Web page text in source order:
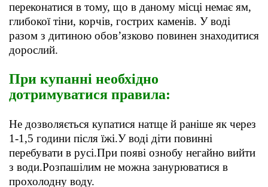
переконатися в тому, що в даному місці немає ям,
глибокої тіни, корчів, гострих каменів. У воді
разом з дитиною обов’язково повинен знаходитися
дорослий.
При купанні необхідно
дотримуватися правила:
Не дозволяється купатися натще й раніше як через
1-1,5 години після їжі.У воді діти повинні
перебувати в русі.При появі ознобу негайно вийти
з води.Розпашілим не можна занурюватися в
прохолодну воду.